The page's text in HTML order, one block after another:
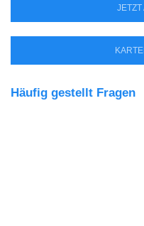
JETZT
Häufig gestellt Fragen